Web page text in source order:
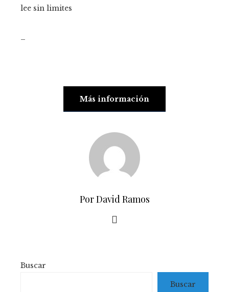
lee sin limites
Más información
Por David Ramos
Buscar
Buscar